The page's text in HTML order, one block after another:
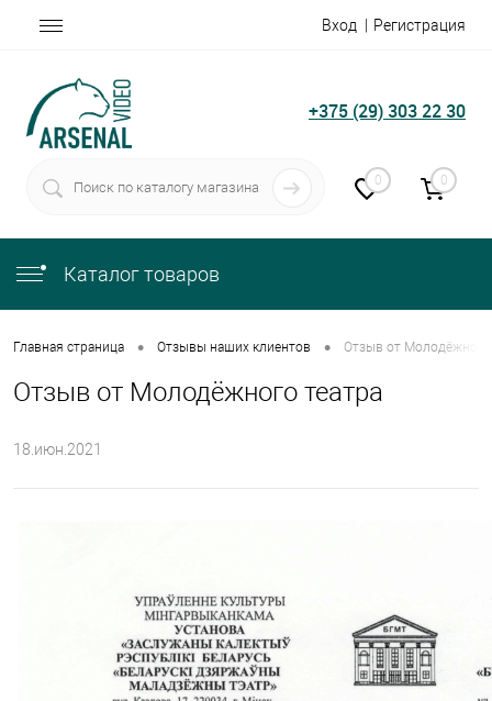
Вход Регистрация
+375 (29) 303 22 30
0 0
Каталог товаров
Главная страница • Отзывы наших клиентов • Отзыв от Молодёжного
Отзыв от Молодёжного театра
18.июн.2021